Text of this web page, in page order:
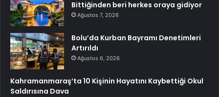
Bittiğinden beri herkes oraya gidiyor
Ağustos 7, 2026
Bolu’da Kurban Bayramı Denetimleri
Artırıldı
Ağustos 6, 2026
Kahramanmaraş’ta 10 Kişinin Hayatını Kaybettiği Okul
Saldırısına Dava